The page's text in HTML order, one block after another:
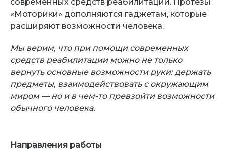
«Моторики» дополняются гаджетам, которые
расширяют возможности человека.
Мы верим, что при помощи современных
средств реабилитации можно не только
вернуть основные возможности руки: держать
предметы, взаимодействовать с окружающим
миром — но и в чем-то превзойти возможности
обычного человека.
Направления работы